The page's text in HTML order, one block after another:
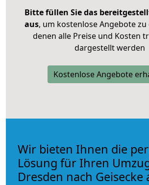
Bitte füllen Sie das
aus, um kostenlose Angebote
denen alle Preise und Kosten
dargestellt werden
Kostenlose Angebote
Wir bieten Ihnen die
Lösung für Ihren
Dresden nach Geisecke